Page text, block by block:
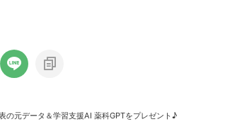
の元データ＆学習支援AI 薬科GPTをプレゼント♪